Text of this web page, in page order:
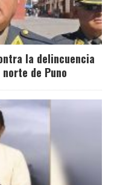
la delincuencia
de Puno